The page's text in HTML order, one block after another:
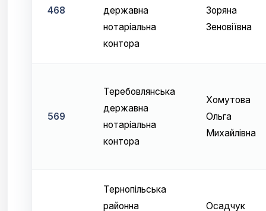
468
державна
нотаріальна
контора
Зоряна
Зеновіївна
569
Теребовлянська
державна
нотаріальна
контора
Хомутова
Ольга
Михайлівна
Тернопільська
районна
Осадчук